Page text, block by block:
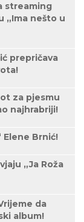
streaming
„Ima nešto u
prepričava
za pjesmu
najhrabriji!
Brnić!
„Ja Roža
da
album!